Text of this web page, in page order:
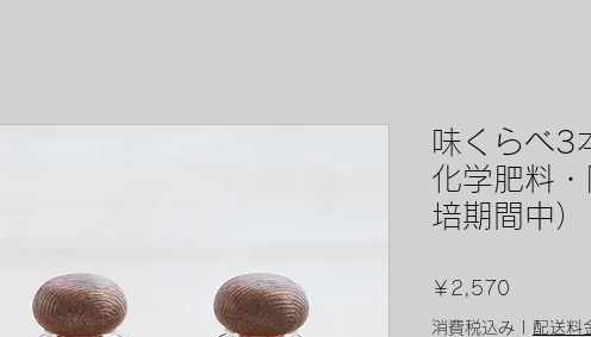
味くらべ3
化学肥料
培期間中）
￥2,570
格
消費税込み 配送料